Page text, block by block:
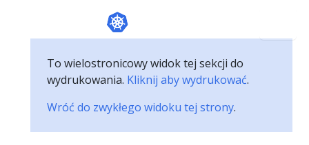
To wielostronicowy widok tej sekcji do
wydrukowania. Kliknij aby wydrukować.
Wróć do zwykłego widoku tej strony.